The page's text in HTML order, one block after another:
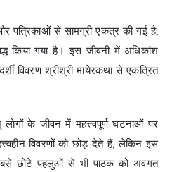
पत्रिकाओं से सामग्री एकत्र की गई है,
किया गया है। इस जीवनी में अधिकांश
विवरण श्रीश्री मायेरकथा से एकत्रित
लोगों के जीवन में महत्त्वपूर्ण घटनाओं पर
विवरणों को छोड़ देते हैं, लेकिन इस
छोटे पहलुओं से भी पाठक को अवगत